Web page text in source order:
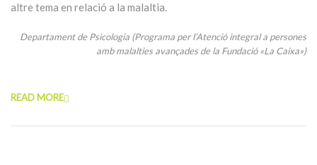
altre tema en relació a la malaltia.
Departament de Psicologia (Programa per l’Atenció integral a persones
amb malalties avançades de la Fundació «La Caixa»)
READ MORE